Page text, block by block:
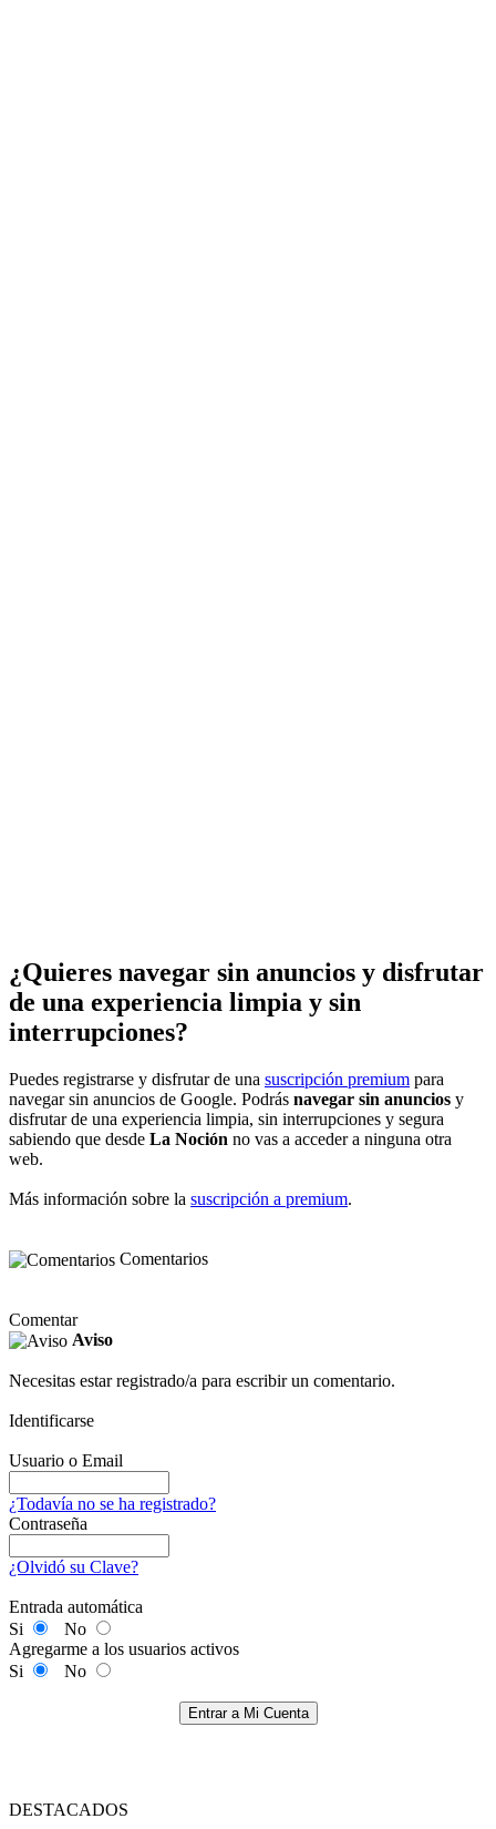
¿Quieres navegar sin anuncios y disfrutar
de una experiencia limpia y sin
interrupciones?
Puedes registrarse y disfrutar de una suscripción premium para
navegar sin anuncios de Google. Podrás navegar sin anuncios y
disfrutar de una experiencia limpia, sin interrupciones y segura
sabiendo que desde La Noción no vas a acceder a ninguna otra
web.
Más información sobre la suscripción a premium.
Comentarios
Comentar
Aviso
Necesitas estar registrado/a para escribir un comentario.
Identificarse
Usuario o Email
¿Todavía no se ha registrado?
Contraseña
¿Olvidó su Clave?
Entrada automática
Si
No
Agregarme a los usuarios activos
Si
No
Entrar a Mi Cuenta
DESTACADOS